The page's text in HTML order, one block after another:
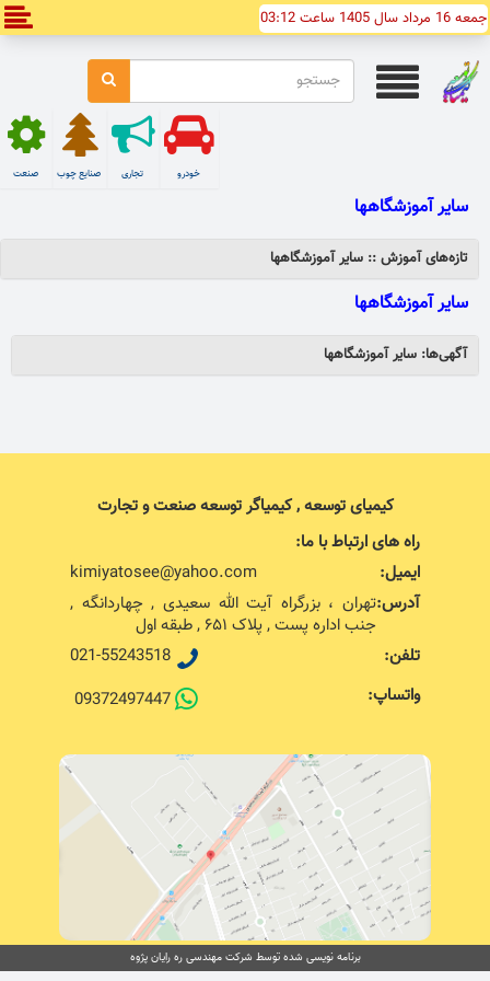
جمعه 16 مرداد سال 1405 ساعت 03:12
صنعت صنایع چوب تجاری خودرو
سایر آموزشگاهها
تازه‌های آموزش :: سایر آموزشگاهها
سایر آموزشگاهها
آگهی‌ها: سایر آموزشگاهها
کیمیای توسعه , کیمیاگر توسعه صنعت و تجارت
راه های ارتباط با ما:
ایمیل:
kimiyatosee@yahoo.com
آدرس:تهران ، بزرگراه آیت الله سعیدی , چهاردانگه ,
جنب اداره پست , پلاک ۶۵۱ , طبقه اول
تلفن:
021-55243518
واتساپ:
09372497447
برنامه نویسی شده توسط شرکت مهندسی ره رایان پژوه